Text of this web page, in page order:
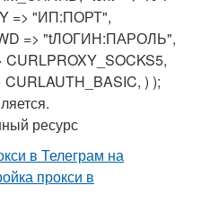
=> "ИП:ПОРТ",
=> "tЛОГИН:ПАРОЛЬ",
) );
ресурс